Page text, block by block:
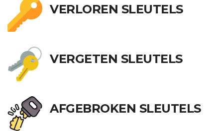
VERLOREN SLEUTELS
VERGETEN SLEUTELS
AFGEBROKEN SLEUTELS